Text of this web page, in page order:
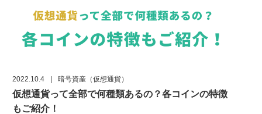
2022.10.4 暗号資産（仮想通貨）
仮想通貨って全部で何種類あるの？各コインの特徴
もご紹介！